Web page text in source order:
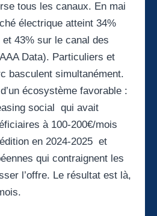
tous les canaux. En mai
électrique atteint 34%
43% sur le canal des
Data). Particuliers et
basculent simultanément.
écosystème favorable :
social qui avait
à 100-200€/mois
en 2024-2025 et
qui contraignent les
l’offre. Le résultat est là,